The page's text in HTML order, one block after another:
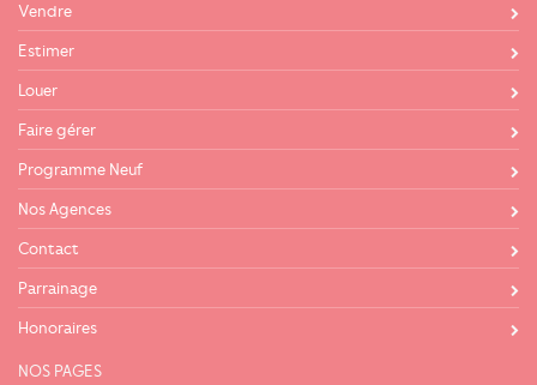
Vendre
Estimer
Louer
Faire gérer
Programme Neuf
Nos Agences
Contact
Parrainage
Honoraires
NOS PAGES